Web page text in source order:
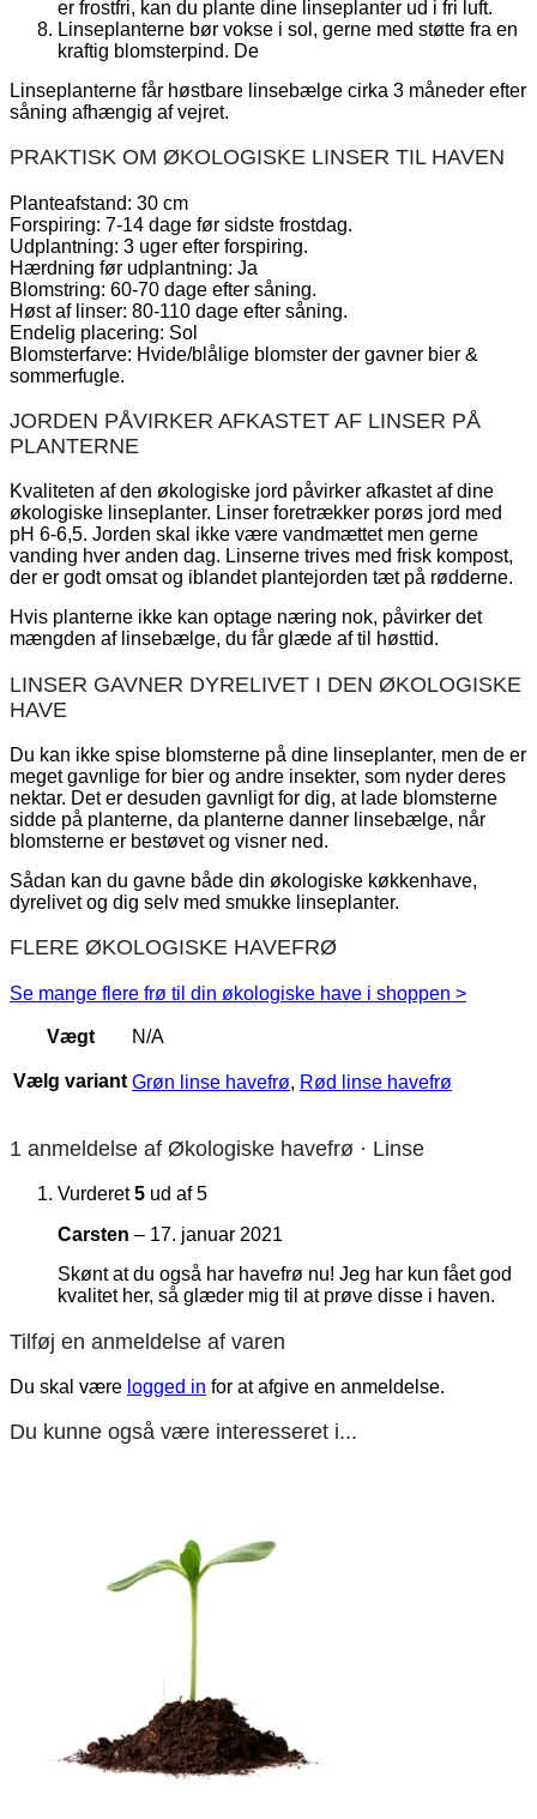
er frostfri, kan du plante dine linseplanter ud i fri luft.
Linseplanterne bør vokse i sol, gerne med støtte fra en
kraftig blomsterpind. De
Linseplanterne får høstbare linsebælge cirka 3 måneder efter
såning afhængig af vejret.
PRAKTISK OM ØKOLOGISKE LINSER TIL HAVEN
Planteafstand: 30 cm
Forspiring: 7-14 dage før sidste frostdag.
Udplantning: 3 uger efter forspiring.
Hærdning før udplantning: Ja
Blomstring: 60-70 dage efter såning.
Høst af linser: 80-110 dage efter såning.
Endelig placering: Sol
Blomsterfarve: Hvide/blålige blomster der gavner bier &
sommerfugle.
JORDEN PÅVIRKER AFKASTET AF LINSER PÅ
PLANTERNE
Kvaliteten af den økologiske jord påvirker afkastet af dine
økologiske linseplanter. Linser foretrækker porøs jord med
pH 6-6,5. Jorden skal ikke være vandmættet men gerne
vanding hver anden dag. Linserne trives med frisk kompost,
der er godt omsat og iblandet plantejorden tæt på rødderne.
Hvis planterne ikke kan optage næring nok, påvirker det
mængden af linsebælge, du får glæde af til høsttid.
LINSER GAVNER DYRELIVET I DEN ØKOLOGISKE
HAVE
Du kan ikke spise blomsterne på dine linseplanter, men de er
meget gavnlige for bier og andre insekter, som nyder deres
nektar. Det er desuden gavnligt for dig, at lade blomsterne
sidde på planterne, da planterne danner linsebælge, når
blomsterne er bestøvet og visner ned.
Sådan kan du gavne både din økologiske køkkenhave,
dyrelivet og dig selv med smukke linseplanter.
FLERE ØKOLOGISKE HAVEFRØ
Se mange flere frø til din økologiske have i shoppen >
Vægt N/A
Vælg variant Grøn linse havefrø, Rød linse havefrø
1 anmeldelse af Økologiske havefrø · Linse
Vurderet5 ud af 5
Carsten – 17. januar 2021
Skønt at du også har havefrø nu! Jeg har kun fået god
kvalitet her, så glæder mig til at prøve disse i haven.
Tilføj en anmeldelse af varen
Du skal være logged in for at afgive en anmeldelse.
Du kunne også være interesseret i...